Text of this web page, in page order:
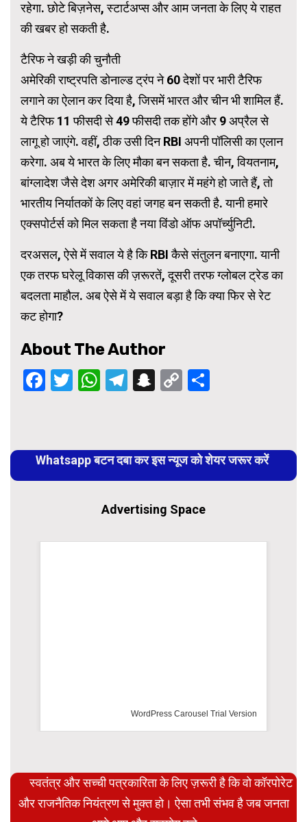
रहेगा. छोटे बिज़नेस, स्टार्टअप्स और आम जनता के लिए ये राहत
की खबर हो सकती है.
टैरिफ ने खड़ी की चुनौती
अमेरिकी राष्ट्रपति डोनाल्ड ट्रंप ने 60 देशों पर भारी टैरिफ
लगाने का ऐलान कर दिया है, जिसमें भारत और चीन भी शामिल हैं.
ये टैरिफ 11 फीसदी से 49 फीसदी तक होंगे और 9 अप्रैल से
लागू हो जाएंगे. वहीं, ठीक उसी दिन RBI अपनी पॉलिसी का एलान
करेगा. अब ये भारत के लिए मौका बन सकता है. चीन, वियतनाम,
बांग्लादेश जैसे देश अगर अमेरिकी बाज़ार में महंगे हो जाते हैं, तो
भारतीय निर्यातकों के लिए वहां जगह बन सकती है. यानी हमारे
एक्सपोर्टर्स को मिल सकता है नया विंडो ऑफ अपॉर्च्युनिटी.
दरअसल, ऐसे में सवाल ये है कि RBI कैसे संतुलन बनाएगा. यानी
एक तरफ घरेलू विकास की ज़रूरतें, दूसरी तरफ ग्लोबल ट्रेड का
बदलता माहौल. अब ऐसे में ये सवाल बड़ा है कि क्या फिर से रेट
कट होगा?
About The Author
Facebook
Twitter
WhatsApp
Telegram
Snapchat
Copy
Reading
Whatsapp बटन दबा कर इस न्यूज को शेयर जरूर करें
Advertising Space
WordPress Carousel Trial Version
स्वतंत्र और सच्ची पत्रकारिता के लिए ज़रूरी है कि वो कॉरपोरेट
और राजनैतिक नियंत्रण से मुक्त हो। ऐसा तभी संभव है जब जनता